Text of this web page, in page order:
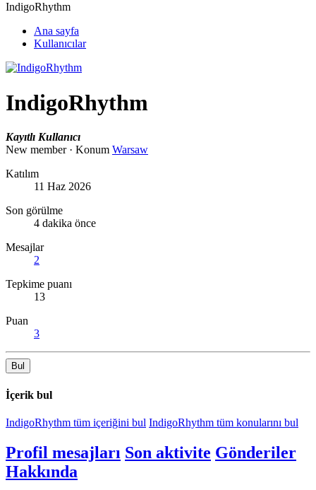
IndigoRhythm
Ana sayfa
Kullanıcılar
IndigoRhythm
Kayıtlı Kullanıcı
New member · Konum Warsaw
Katılım
11 Haz 2026
Son görülme
4 dakika önce
Mesajlar
2
Tepkime puanı
13
Puan
3
Bul
İçerik bul
IndigoRhythm tüm içeriğini bul IndigoRhythm tüm konularını bul
Profil mesajları Son aktivite Gönderiler
Hakkında